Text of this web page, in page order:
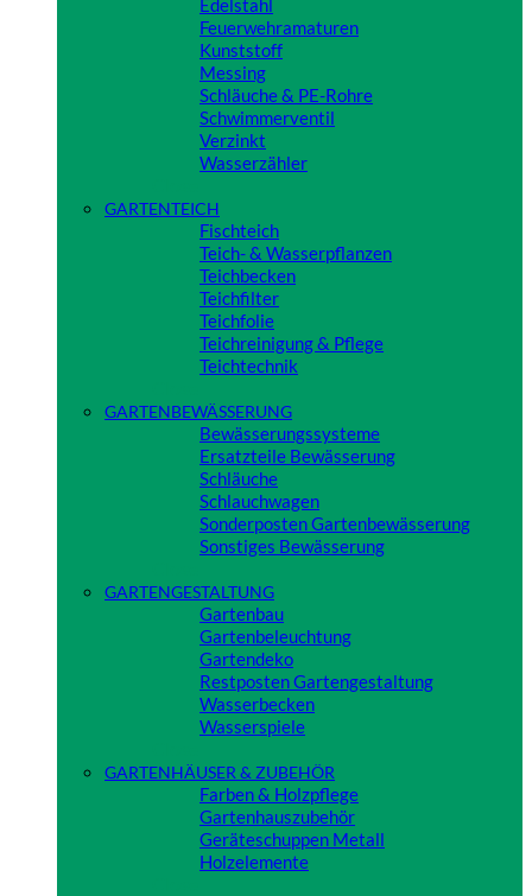
Edelstahl
Feuerwehramaturen
Kunststoff
Messing
Schläuche & PE-Rohre
Schwimmerventil
Verzinkt
Wasserzähler
GARTENTEICH
Fischteich
Teich- & Wasserpflanzen
Teichbecken
Teichfilter
Teichfolie
Teichreinigung & Pflege
Teichtechnik
GARTENBEWÄSSERUNG
Bewässerungssysteme
Ersatzteile Bewässerung
Schläuche
Schlauchwagen
Sonderposten Gartenbewässerung
Sonstiges Bewässerung
GARTENGESTALTUNG
Gartenbau
Gartenbeleuchtung
Gartendeko
Restposten Gartengestaltung
Wasserbecken
Wasserspiele
GARTENHÄUSER & ZUBEHÖR
Farben & Holzpflege
Gartenhauszubehör
Geräteschuppen Metall
Holzelemente